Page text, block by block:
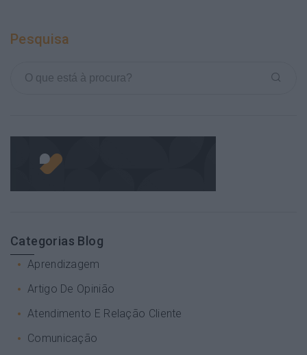
Pesquisa
Categorias Blog
Aprendizagem
Artigo De Opinião
Atendimento E Relação Cliente
Comunicação